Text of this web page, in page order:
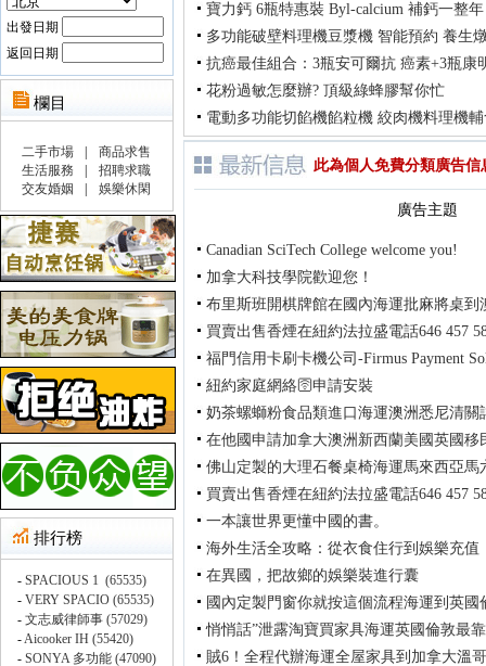
出發日期
返回日期
寶力鈣 6瓶特惠裝 Byl-calcium 補鈣一整
多功能破壁料理機豆漿機 智能預約 養生
抗癌最佳組合：3瓶安可爾抗 癌素+3瓶康
花粉過敏怎麼辦? 頂級綠蜂膠幫你忙
電動多功能切餡機餡粒機 絞肉機料理機
此為個人免費分類廣告信
廣告主題
Canadian SciTech College welcome you!
加拿大科技學院歡迎您！
布里斯班開棋牌館在國內海運批麻將桌到
買賣出售香煙在紐約法拉盛電話646 457
福門信用卡刷卡機公司-Firmus Payment
紐約家庭網絡🛜申請安裝
奶茶螺螄粉食品類進口海運澳洲悉尼清關
在他國申請加拿大澳洲新西蘭美國英國移
佛山定製的大理石餐桌椅海運馬來西亞馬
買賣出售香煙在紐約法拉盛電話646 457
一本讓世界更懂中國的書。
海外生活全攻略：從衣食住行到娛樂充值
在異國，把故鄉的娛樂裝進行囊
國內定製門窗你就按這個流程海運到英國
悄悄話”泄露淘寶買家具海運英國倫敦最
賊6！全程代辦海運全屋家具到加拿大溫